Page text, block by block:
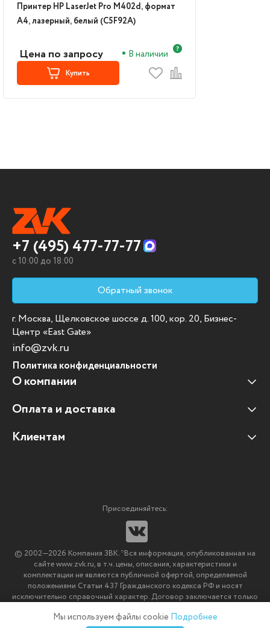
Принтер HP LaserJet Pro M402d, формат
А4, лазерный, белый (C5F92A)
Цена по запросу В наличии
Купить
+7 (495) 477-77-77
c 10:00 до 18:00
Обратный звонок
г. Москва, Щелковское шоссе д. 100, кор. 20, Бизнес-
Центр «East Gate»
info@zvk.ru
Политика конфиденциальности
О компании
Наши клиенты
Отзывы клиентов
Оплата и доставка
Оплата и доставка
Клиентам
Мультимедийное оборудование
Импортозамещение ПО
© 2002—2026 Компания ЗВК. *Вся информация, опубликованная на
сайте www.zvk.ru, в т.ч. цены, описания, характеристики и
комплектации не являются публичной офертой, определяемой
положениями Статьи 437 Гражданского кодекса РФ и носят
исключительно справочный характер. Договор заключается только
ЗВК.
Присоединяйтесь:
Мы используем файлы cookie Подробнее